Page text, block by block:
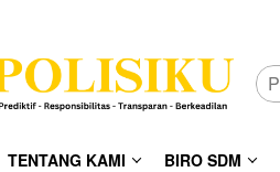
TENTANG KAMI BIRO SDM